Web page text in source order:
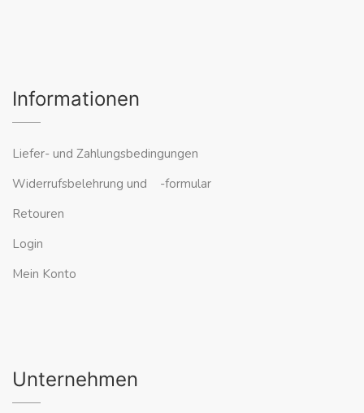
Informationen
Liefer- und Zahlungsbedingungen
Widerrufsbelehrung und -formular
Retouren
Login
Mein Konto
Unternehmen